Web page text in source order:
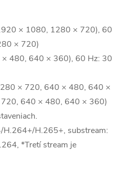
× 1080, 1280 × 720), 60
× 720)
480, 640 × 360), 60 Hz: 30
× 720, 640 × 480, 640 ×
640 × 480, 640 × 360)
H.265+, substream:
*Tretí stream je